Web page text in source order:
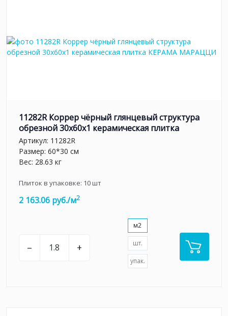
11282R Коррер чёрный глянцевый структура
обрезной 30x60x1 керамическая плитка
Артикул: 11282R
Размер: 60*30 см
Вес: 28.63 кг
Плиток в упаковке: 10шт
2 163.06 руб./м2
– +
м2
шт.
упак.